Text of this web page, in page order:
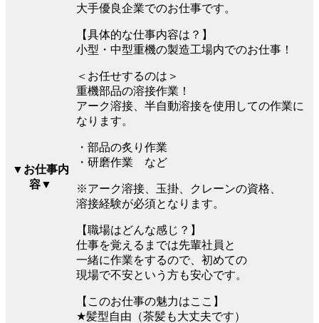
▼お仕事内
容▼
大手優良企業でのお仕事です。
【具体的な仕事内容は？】
小型・中型重機の製造工場内でのお仕事！
＜お任せするのは＞
重機部品の溶接作業！
アーク溶接、半自動溶接を使用しての作業に
なります。
・部品の炙り作業
・研磨作業 など
※アーク溶接、玉掛、クレーンの資格、
溶接経験が必須となります。
【職場はどんな感じ？】
仕事を覚えるまでは先輩社員と
一緒に作業をするので、初めての
現場で不安という方も安心です。
【このお仕事の魅力はここ】
★髪型自由（茶髪も大丈夫です）